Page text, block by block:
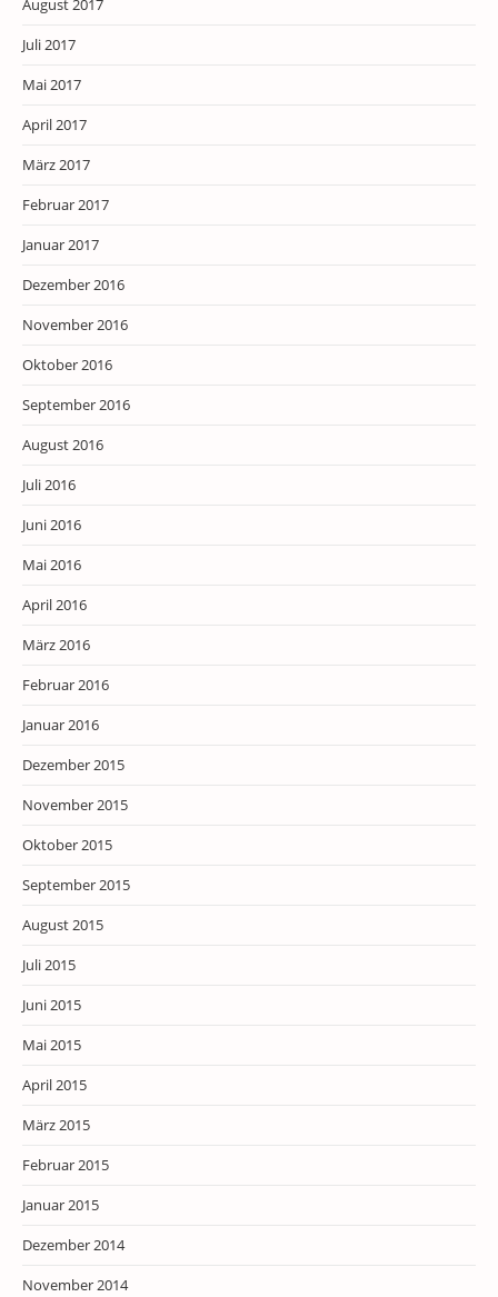
August 2017
Juli 2017
Mai 2017
April 2017
März 2017
Februar 2017
Januar 2017
Dezember 2016
November 2016
Oktober 2016
September 2016
August 2016
Juli 2016
Juni 2016
Mai 2016
April 2016
März 2016
Februar 2016
Januar 2016
Dezember 2015
November 2015
Oktober 2015
September 2015
August 2015
Juli 2015
Juni 2015
Mai 2015
April 2015
März 2015
Februar 2015
Januar 2015
Dezember 2014
November 2014